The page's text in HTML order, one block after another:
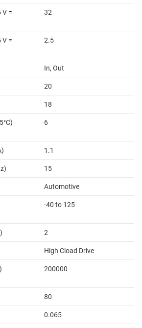
V =
32
V =
2.5
In, Out
20
18
6
1.1
15
Automotive
-40 to 125
2
High Cload Drive
200000
80
0.065